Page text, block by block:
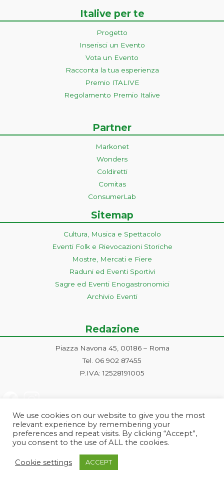
Italive per te
Progetto
Inserisci un Evento
Vota un Evento
Racconta la tua esperienza
Premio ITALIVE
Regolamento Premio Italive
Partner
Markonet
Wonders
Coldiretti
Comitas
ConsumerLab
Sitemap
Cultura, Musica e Spettacolo
Eventi Folk e Rievocazioni Storiche
Mostre, Mercati e Fiere
Raduni ed Eventi Sportivi
Sagre ed Eventi Enogastronomici
Archivio Eventi
Redazione
Piazza Navona 45, 00186 – Roma
Tel. 06 902 87455
P.IVA: 12528191005
Roma | PI e CF: 12528191005 | markonetsrl@pec.it |
We use cookies on our website to give you the most
relevant experience by remembering your
preferences and repeat visits. By clicking “Accept”,
you consent to the use of ALL the cookies.
Cookie settings ACCEPT